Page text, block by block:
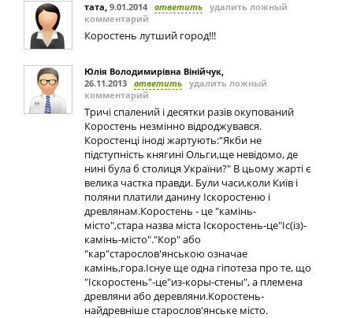
тата, 9.01.2014 ответить удалить ложный
комментарий
Коростень лутший город!!!
Юлія Володимирівна Вінійчук,
26.11.2013 ответить удалить ложный
комментарий
Тричі спалений і десятки разів окупований
Коростень незмінно відроджувався.
Коростенці іноді жартують:"Якби не
підступність княгині Ольги,ще невідомо, де
нині була б столиця України?" В цьому жарті є
велика частка правди. Були часи,коли Київ і
поляни платили данину Іскоростеню і
древлянам.Коростень - це "камінь-
місто",стара назва міста Іскоростень-це"Іс(із)-
камінь-місто"."Кор" або
"кар"старослов'янською означае
камінь,гора.Існуе ще одна гіпотеза про те, що
"Іскоростень"-це"из-коры-стены", а племена
древляни або деревляни.Коростень-
найдревніше старослов'янське місто.